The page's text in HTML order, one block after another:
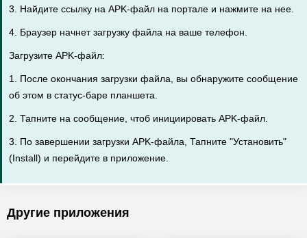
3. Найдите ссылку на APK-файл на портале и нажмите на нее.
4. Браузер начнет загрузку файла на ваше телефон.
Загрузите APK-файл:
1. После окончания загрузки файла, вы обнаружите сообщение
об этом в статус-баре планшета.
2. Тапните на сообщение, чтоб инициировать APK-файл.
3. По завершении загрузки APK-файла, Тапните "Установить"
(Install) и перейдите в приложение.
Другие приложения